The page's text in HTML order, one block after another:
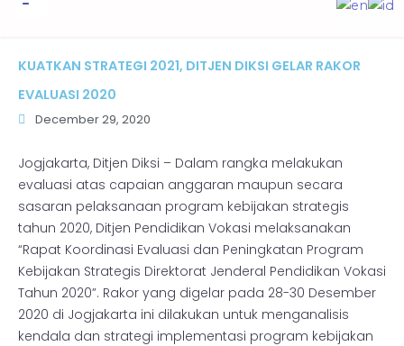
KUATKAN STRATEGI 2021, DITJEN DIKSI GELAR RAKOR
EVALUASI 2020
December 29, 2020
Jogjakarta, Ditjen Diksi – Dalam rangka melakukan
evaluasi atas capaian anggaran maupun secara
sasaran pelaksanaan program kebijakan strategis
tahun 2020, Ditjen Pendidikan Vokasi melaksanakan
“Rapat Koordinasi Evaluasi dan Peningkatan Program
Kebijakan Strategis Direktorat Jenderal Pendidikan Vokasi
Tahun 2020”. Rakor yang digelar pada 28-30 Desember
2020 di Jogjakarta ini dilakukan untuk menganalisis
kendala dan strategi implementasi program kebijakan